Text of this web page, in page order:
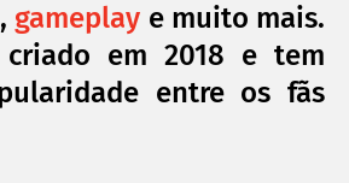
, gameplay e muito mais.
em 2018 e tem
entre os fãs